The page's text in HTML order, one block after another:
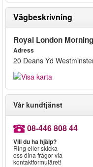
Vägbeskrivning
Royal London
Adress
20 Deans Yd
Vår kundtjänst
08-446 808 44
Vill du ha hjälp?
Ring eller skicka
oss dina frågor via
kontaktformuläret!